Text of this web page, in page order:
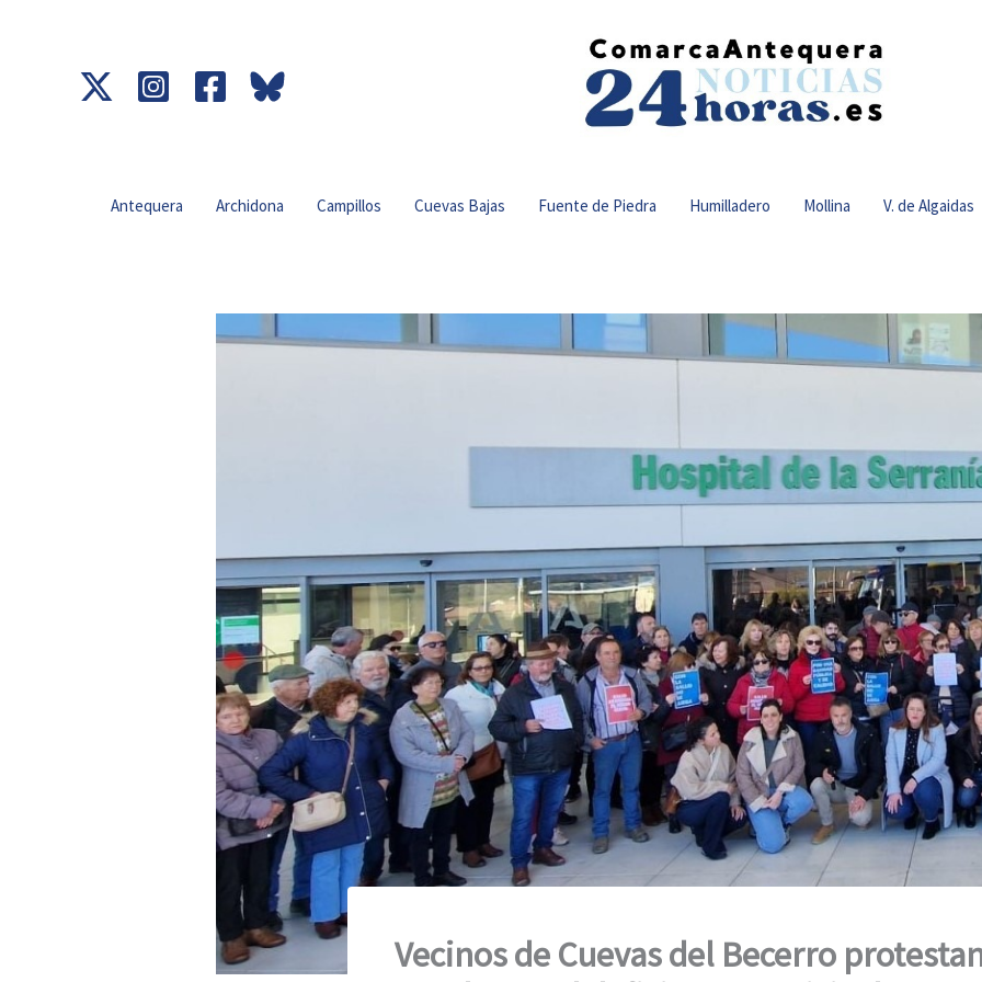
Antequera Archidona Campillos Cuevas Bajas Fuente de Piedra Humilladero Mollina V. de Algaidas
Vecinos de Cuevas del Becerro